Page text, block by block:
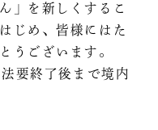
」を新しくするこ
じめ、皆様にはた
うございます。
要終了後まで境内